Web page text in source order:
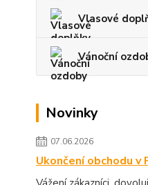
Vlasové
Vánoční
Novinky
07.06.2026
Ukončení obchodu v